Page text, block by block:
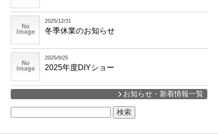
2025/12/31
冬季休業のお知らせ
2025/9/25
2025年度DIYショー
お知らせ・新着情報一覧